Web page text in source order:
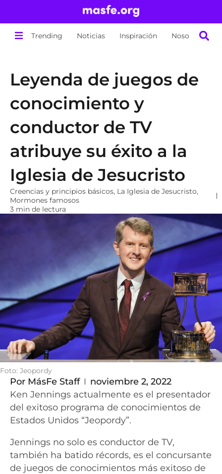
Trending Noticias Inspiración Nosotros
Leyenda de juegos de
conocimiento y
conductor de TV
atribuye su éxito a la
Iglesia de Jesucristo
Creencias y principios básicos, La Iglesia de Jesucristo,
Mormones famosos
3 min de lectura
Foto: Jeopordy
Por MásFe Staff
noviembre 2, 2022
Ken Jennings actualmente es el presentador
del exitoso programa de conocimientos de
Estados Unidos “Jeopordy”.
Jennings no solo es conductor de TV,
también ha batido récords, es el concursante
de juegos de conocimientos más exitoso de